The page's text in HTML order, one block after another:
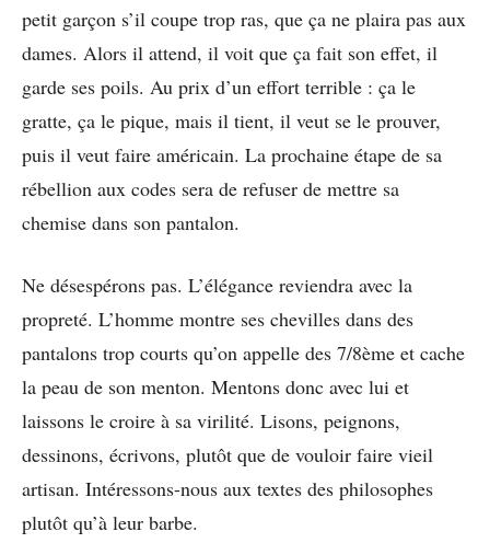
petit garçon s’il coupe trop ras, que ça ne plaira pas aux
dames. Alors il attend, il voit que ça fait son effet, il
garde ses poils. Au prix d’un effort terrible : ça le
gratte, ça le pique, mais il tient, il veut se le prouver,
puis il veut faire américain. La prochaine étape de sa
rébellion aux codes sera de refuser de mettre sa
chemise dans son pantalon.
Ne désespérons pas. L’élégance reviendra avec la
propreté. L’homme montre ses chevilles dans des
pantalons trop courts qu’on appelle des 7/8ème et cache
la peau de son menton. Mentons donc avec lui et
laissons le croire à sa virilité. Lisons, peignons,
dessinons, écrivons, plutôt que de vouloir faire vieil
artisan. Intéressons-nous aux textes des philosophes
plutôt qu’à leur barbe.